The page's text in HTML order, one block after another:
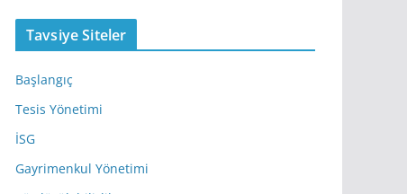
d
r
Tavsiye Siteler
Başlangıç
Tesis Yönetimi
İSG
Gayrimenkul Yönetimi